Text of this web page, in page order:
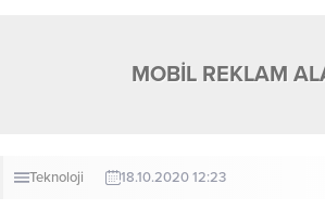
MOBİL REKLAM
Teknoloji 18.10.2020 12:23